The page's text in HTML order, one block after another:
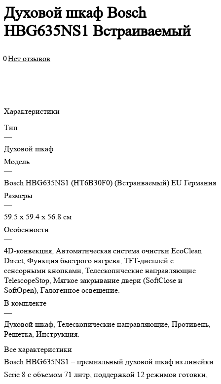
Духовой шкаф Bosch
HBG635NS1 Встраиваемый
0Нет отзывов
Характеристики
Тип
—
Духовой шкаф
Модель
—
Bosch HBG635NS1 (HT6B30F0) (Встраиваемый) EU Германия
Размеры
—
59.5 x 59.4 x 56.8 см
Особенности
—
4D-конвекция, Автоматическая система очистки EcoClean
Direct, Функция быстрого нагрева, TFT-дисплей с
сенсорными кнопками, Телескопические направляющие
TelescopeStop, Мягкое закрывание двери (SoftClose и
SoftOpen), Галогенное освещение.
В комплекте
—
Духовой шкаф, Телескопические направляющие, Противень,
Решетка, Инструкция.
Все характеристики
Bosch HBG635NS1 – премиальный духовой шкаф из линейки
Serie 8 с объемом 71 литр, поддержкой 12 режимов готовки,